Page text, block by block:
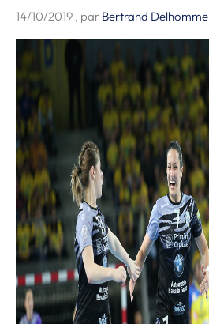
14/10/2019 , par Bertrand Delhomme